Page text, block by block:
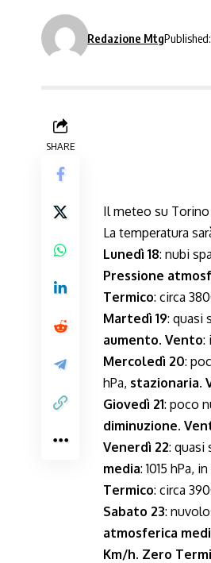
Redazione Mtg
SHARE
Il meteo su
La temperatura
Lunedì 18: nubi
Pressione
Termico: circa
Martedì 19: quasi
aumento. Vento:
Mercoledì 20:
hPa, stazionaria.
Giovedì 21: poco
diminuzione.
Venerdì 22: quasi
media: 1015 hPa, in
Termico: circa
Sabato 23:
atmosferica
Km/h. Zero